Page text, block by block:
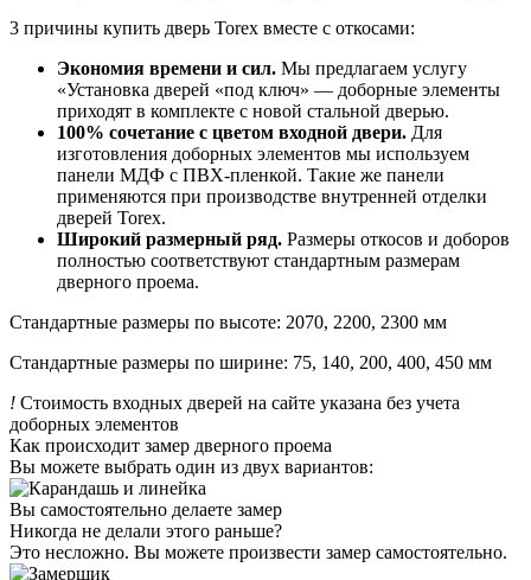
3 причины купить дверь Torex вместе с откосами:
Экономия времени и сил. Мы предлагаем услугу
«Установка дверей «под ключ» — доборные элементы
приходят в комплекте с новой стальной дверью.
100% сочетание с цветом входной двери. Для
изготовления доборных элементов мы используем
панели МДФ с ПВХ-пленкой. Такие же панели
применяются при производстве внутренней отделки
дверей Torex.
Широкий размерный ряд. Размеры откосов и доборов
полностью соответствуют стандартным размерам
дверного проема.
Стандартные размеры по высоте: 2070, 2200, 2300 мм
Стандартные размеры по ширине: 75, 140, 200, 400, 450 мм
! Стоимость входных дверей на сайте указана без учета
доборных элементов
Как происходит замер дверного проема
Вы можете выбрать один из двух вариантов:
Вы самостоятельно делаете замер
Никогда не делали этого раньше?
Это несложно. Вы можете произвести замер самостоятельно.